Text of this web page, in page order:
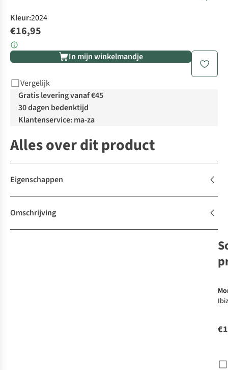
Kleur:2024
€16,95
In mijn winkelmandje
Vergelijk
Gratis levering vanaf €45
30 dagen bedenktijd
Klantenservice: ma-za
Alles over dit product
Eigenschappen
Omschrijving